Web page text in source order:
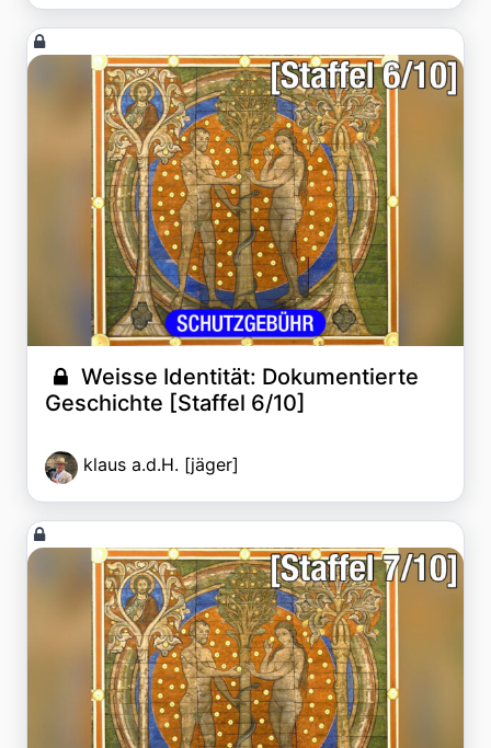
Weisse Identität: Dokumentierte
Geschichte [Staffel 6/10]
klaus a.d.H. [jäger]